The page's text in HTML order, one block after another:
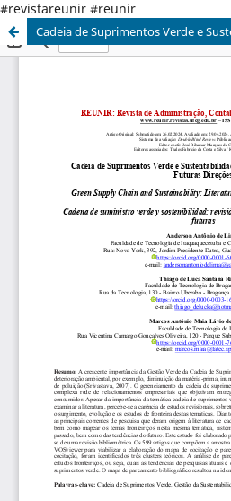
#revistareunir #reunir
Cadeia de Suprimentos Verde e